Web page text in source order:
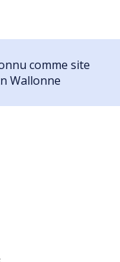
comme site
Wallonne